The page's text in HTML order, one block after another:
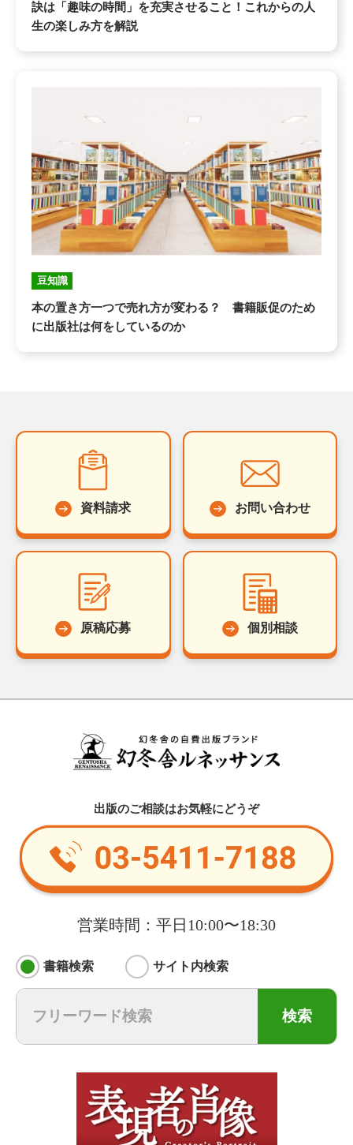
訣は「趣味の時間」を充実させること！これからの人
生の楽しみ方を解説
豆知識
本の置き方一つで売れ方が変わる？ 書籍販促のため
に出版社は何をしているのか
資料請求 お問い合わせ
原稿応募 個別相談
出版のご相談はお気軽にどうぞ
営業時間：平日10:00〜18:30
書籍検索 サイト内検索
検索